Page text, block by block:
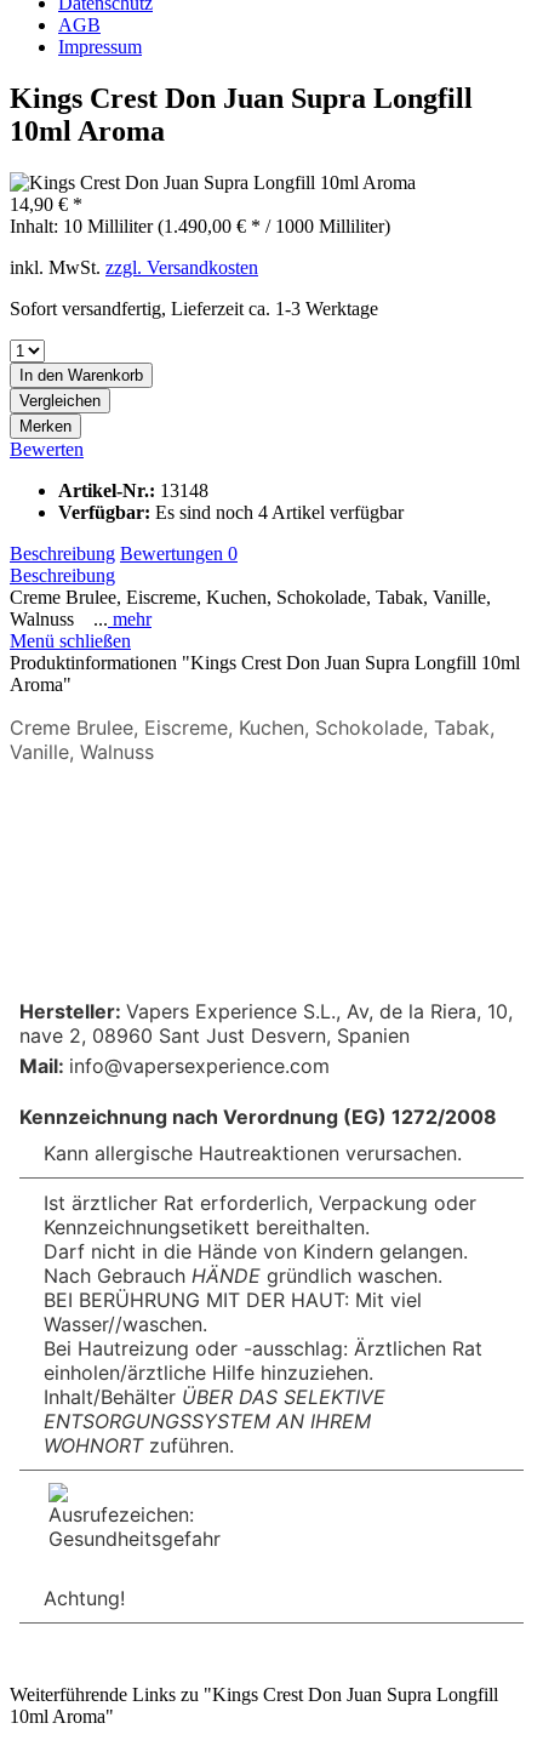
AGB
Impressum
Kings Crest Don Juan Supra Longfill
10ml Aroma
14,90 € *
Inhalt: 10 Milliliter (1.490,00 € * / 1000 Milliliter)
inkl. MwSt. zzgl. Versandkosten
Sofort versandfertig, Lieferzeit ca. 1-3 Werktage
In den Warenkorb
Vergleichen
Merken
Bewerten
Artikel-Nr.: 13148
Verfügbar: Es sind noch 4 Artikel verfügbar
Beschreibung Bewertungen 0
Beschreibung
Creme Brulee, Eiscreme, Kuchen, Schokolade, Tabak, Vanille,
Walnuss ... mehr
Menü schließen
Produktinformationen "Kings Crest Don Juan Supra Longfill 10ml
Aroma"
Creme Brulee, Eiscreme, Kuchen, Schokolade, Tabak,
Vanille, Walnuss
Hersteller: Vapers Experience S.L., Av, de la Riera, 10,
nave 2, 08960 Sant Just Desvern, Spanien
Mail: info@vapersexperience.com
Kennzeichnung nach Verordnung (EG) 1272/2008
Kann allergische Hautreaktionen verursachen.
Ist ärztlicher Rat erforderlich, Verpackung oder
Kennzeichnungsetikett bereithalten.
Darf nicht in die Hände von Kindern gelangen.
Nach Gebrauch HÄNDE gründlich waschen.
BEI BERÜHRUNG MIT DER HAUT: Mit viel
Wasser//waschen.
Bei Hautreizung oder -ausschlag: Ärztlichen Rat
einholen/ärztliche Hilfe hinzuziehen.
Inhalt/Behälter ÜBER DAS SELEKTIVE
ENTSORGUNGSSYSTEM AN IHREM
WOHNORT zuführen.
Achtung!
Weiterführende Links zu "Kings Crest Don Juan Supra Longfill
10ml Aroma"